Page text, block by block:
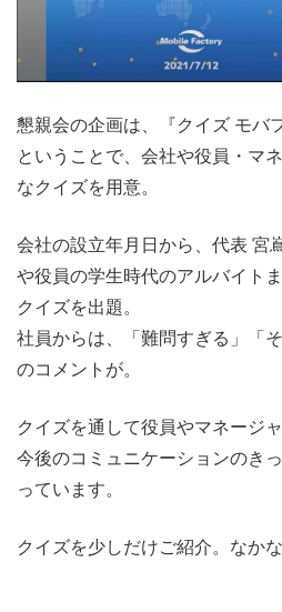
懇親会の企画は、『クイズ モバ
ということで、会社や役員・マ
なクイズを用意。
会社の設立年月日から、代表 宮
や役員の学生時代のアルバイト
クイズを出題。
社員からは、「難問すぎる」「
のコメントが。
クイズを通して役員やマネージ
今後のコミュニケーションのき
っています。
クイズを少しだけご紹介。なか